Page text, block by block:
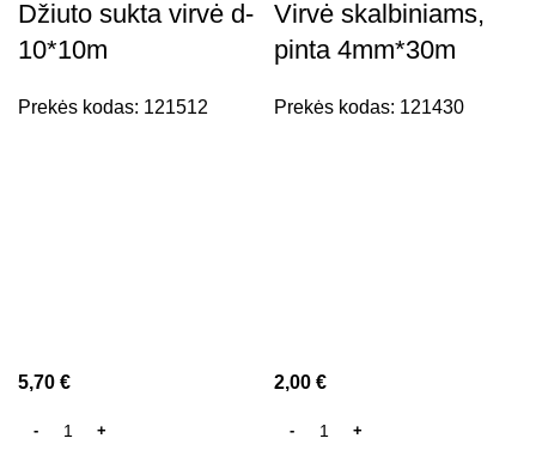
Džiuto sukta virvė d-
10*10m
Prekės kodas: 121512
5,70 €
Virvė skalbiniams,
pinta 4mm*30m
Prekės kodas: 121430
2,00 €